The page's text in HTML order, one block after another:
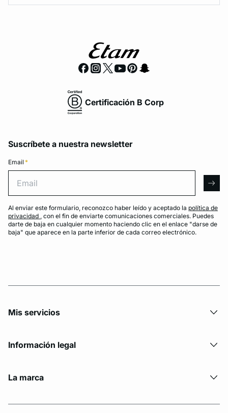
Certificación B Corp
Suscríbete a nuestra newsletter
Email *
Al enviar este formulario, reconozco haber leído y aceptado la política de
privacidad , con el fin de enviarte comunicaciones comerciales. Puedes
darte de baja en cualquier momento haciendo clic en el enlace "darse de
baja" que aparece en la parte inferior de cada correo electrónico.
Mis servicios
Información legal
La marca